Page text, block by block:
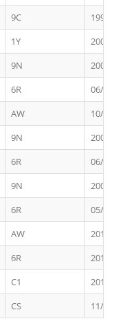
9C
1998
1Y
2003
9N
2001
6R
06/
AW
10/
9N
2005
6R
06/
9N
2005
6R
05/
AW
2018
6R
2013
C1
2019
CS 11/